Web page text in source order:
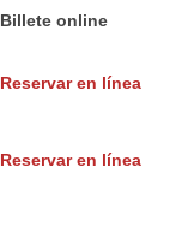
Billete online
Reservar en línea
Reservar en línea